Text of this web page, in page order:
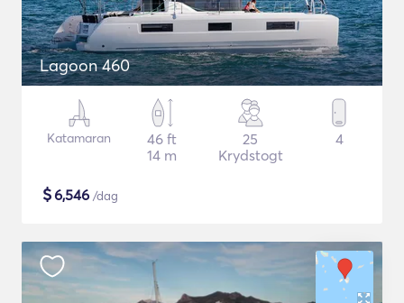
Lagoon 460
Katamaran
46 ft
14 m
25
Krydstogt
4
$6,546 /dag